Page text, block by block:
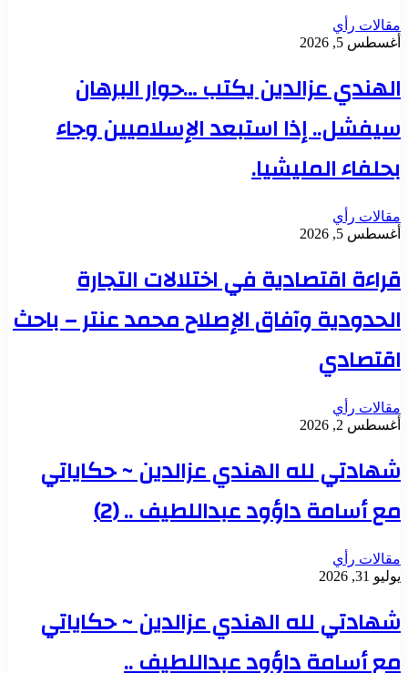
مقالات رأي
أغسطس 5, 2026
الهندي عزالدين يكتب …حوار البرهان
سيفشل.. إذا استبعد الإسلاميين وجاء
بحلفاء المليشيا.
مقالات رأي
أغسطس 5, 2026
قراءة اقتصادية في اختلالات التجارة
الحدودية وآفاق الإصلاح محمد عنتر – باحث
اقتصادي
مقالات رأي
أغسطس 2, 2026
شهادتي لله الهندي عزالدين ~ حكاياتي
مع أسامة داؤود عبداللطيف .. (2)
مقالات رأي
يوليو 31, 2026
شهادتي لله الهندي عزالدين ~ حكاياتي
مع أسامة داؤود عبداللطيف ..